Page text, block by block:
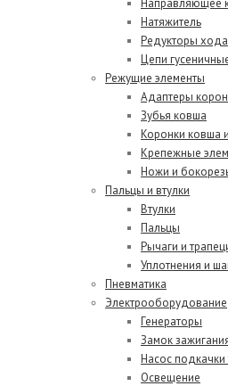
Направляющее
Натяжитель
Редукторы хода
Цепи
Режущие элементы
Адаптеры
Зубья ковша
Коронки ковша
Крепежные
Ножи и
Пальцы и втулки
Втулки
Пальцы
Рычаги и
Уплотнения и
Пневматика
Электрооборудование
Генераторы
Замок
Насос подкачки
Освещение